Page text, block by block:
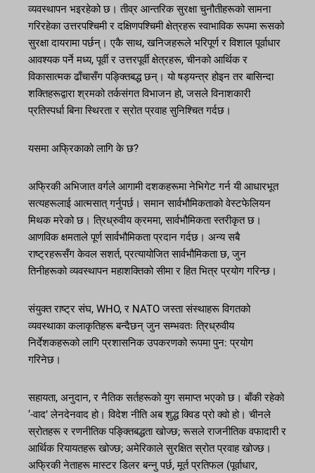
व्यवस्थापन भइरहेको छ। तीव्र आन्तरिक सुरक्षा चुनौतीहरूको सामना
गरिरहेका उत्तरपश्चिमी र दक्षिणपश्चिमी क्षेत्रहरू स्वाभाविक रूपमा रूसको
सुरक्षा दायरामा पर्छन्। एकै साथ, खनिजहरूले भरिपूर्ण र विशाल पूर्वाधार
आवश्यक पर्ने मध्य, पूर्वी र उत्तरपूर्वी क्षेत्रहरू, चीनको आर्थिक र
विकासात्मक ढाँचासँग पङ्क्तिबद्ध छन्। यो षड्यन्त्र होइन तर बासिन्दा
शक्तिहरूद्वारा श्रमको तर्कसंगत विभाजन हो, जसले विनाशकारी
प्रतिस्पर्धा बिना स्थिरता र स्रोत प्रवाह सुनिश्चित गर्दछ।
यसमा अफ्रिकाको लागि के छ?
अफ्रिकी अभिजात वर्गले आगामी दशकहरूमा नेभिगेट गर्न यी आधारभूत
सत्यहरूलाई आत्मसात् गर्नुपर्छ। समान सार्वभौमिकताको वेस्टफेलियन
मिथक मरेको छ। त्रिध्रुवीय क्रममा, सार्वभौमिकता स्तरीकृत छ।
आणविक क्षमताले पूर्ण सार्वभौमिकता प्रदान गर्दछ। अन्य सबै
राष्ट्रहरूसँग केवल सशर्त, प्रत्यायोजित सार्वभौमिकता छ, जुन
तिनीहरूको व्यवस्थापन महाशक्तिको सीमा र हित भित्र प्रयोग गरिन्छ।
संयुक्त राष्ट्र संघ, WHO, र NATO जस्ता संस्थाहरू विगतको
व्यवस्थाका कलाकृतिहरू बन्दैछन् जुन सम्भवतः त्रिध्रुवीय
निर्देशकहरूको लागि प्रशासनिक उपकरणको रूपमा पुन: प्रयोग
गरिनेछ।
सहायता, अनुदान, र नैतिक सर्तहरूको युग समाप्त भएको छ। बाँकी रहेको
‘-वाद’ लेनदेनवाद हो। विदेश नीति अब शुद्ध क्विड प्रो क्वो हो। चीनले
स्रोतहरू र रणनीतिक पङ्क्तिबद्धता खोज्छ; रूसले राजनीतिक वफादारी र
आर्थिक रियायतहरू खोज्छ; अमेरिकाले सुरक्षित स्रोत प्रवाह खोज्छ।
अफ्रिकी नेताहरू मास्टर डिलर बन्नु पर्छ, मूर्त प्रतिफल (पूर्वाधार,